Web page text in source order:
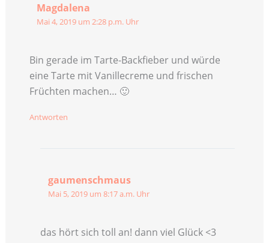
Magdalena
Mai 4, 2019 um 2:28 p.m. Uhr
Bin gerade im Tarte-Backfieber und würde
eine Tarte mit Vanillecreme und frischen
Früchten machen… 🙂
Antworten
gaumenschmaus
Mai 5, 2019 um 8:17 a.m. Uhr
das hört sich toll an! dann viel Glück <3